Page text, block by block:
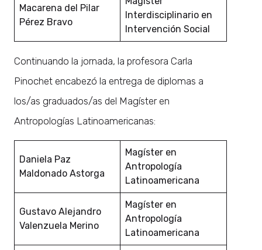
Macarena del Pilar
Pérez Bravo
Interdisciplinario en
Intervención Social
Continuando la jornada, la profesora Carla
Pinochet encabezó la entrega de diplomas a
los/as graduados/as del Magíster en
Antropologías Latinoamericanas:
Daniela Paz
Maldonado Astorga
Magíster en
Antropología
Latinoamericana
Gustavo Alejandro
Valenzuela Merino
Magíster en
Antropología
Latinoamericana